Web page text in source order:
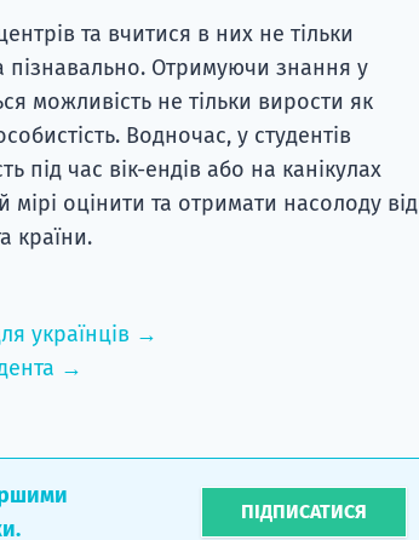
та вчитися в них не тільки
пізнавально. Отримуючи знання у
можливість не тільки вирости як
Водночас, у студентів
під час вік-ендів або на канікулах
мірі оцінити та отримати насолоду від
країни.
українців →
→
ПІДПИСАТИСЯ